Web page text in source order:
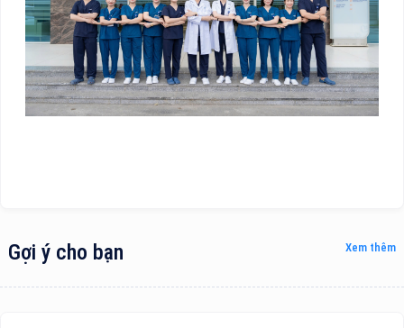
Gợi ý cho bạn Xem thêm